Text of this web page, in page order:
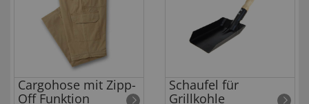
Cargohose mit Zipp-
Off Funktion
Schaufel für
Grillkohle